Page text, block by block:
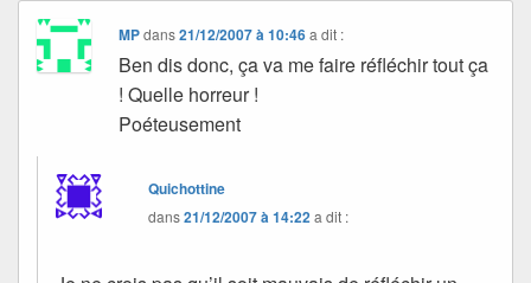
MPdans21/12/2007 à 10:46 a dit :
Ben dis donc, ça va me faire réfléchir tout ça
! Quelle horreur !
Poéteusement
Quichottine
dans21/12/2007 à 14:22 a dit :